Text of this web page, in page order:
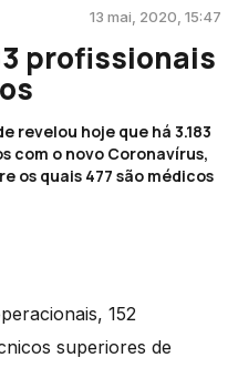
13 mai, 2020, 15:47
profissionais
revelou hoje que há 3.183
com o novo Coronavírus,
os quais 477 são médicos
152
superiores de